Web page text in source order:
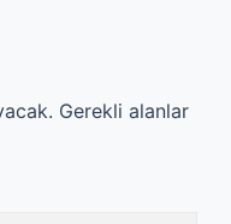
Gerekli alanlar